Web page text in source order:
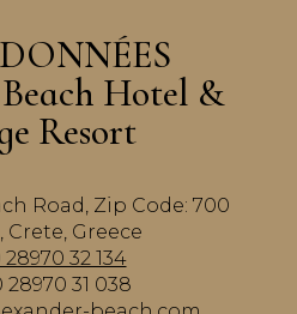
Hotel &
Resort
Road, Zip Code: 700
Crete, Greece
28970 32 134
28970 31 038